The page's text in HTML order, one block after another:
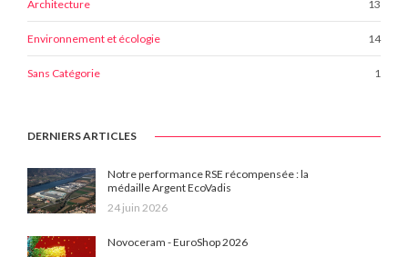
Architecture 13
Environnement et écologie 14
Sans Catégorie 1
DERNIERS ARTICLES
Notre performance RSE récompensée : la
médaille Argent EcoVadis
24 juin 2026
Novoceram - EuroShop 2026